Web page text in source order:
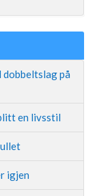
dobbeltslag på
en livsstil
igjen